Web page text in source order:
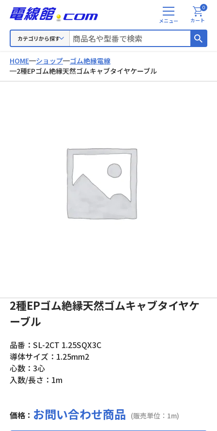
カテゴリから探す
メ
ニ
カート
0
HOME ショップ
ゴム絶縁電線
2種EPゴム絶縁天然ゴムキャブタイヤケーブル
2種EPゴム絶縁天然ゴムキャブタイヤケ
ーブル
品番：SL-2CT 1.25SQX3C
導体サイズ：1.25mm2
心数：3心
入数/長さ：1m
価格： お問い合わせ商品 (販売単位：1m)